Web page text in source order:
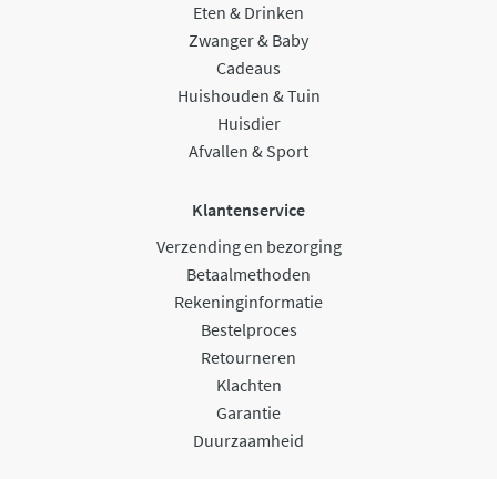
Eten & Drinken
Zwanger & Baby
Cadeaus
Huishouden & Tuin
Huisdier
Afvallen & Sport
Klantenservice
Verzending en bezorging
Betaalmethoden
Rekeninginformatie
Bestelproces
Retourneren
Klachten
Garantie
Duurzaamheid